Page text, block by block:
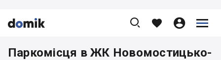


    


Паркомісця в ЖК Новомостицько-